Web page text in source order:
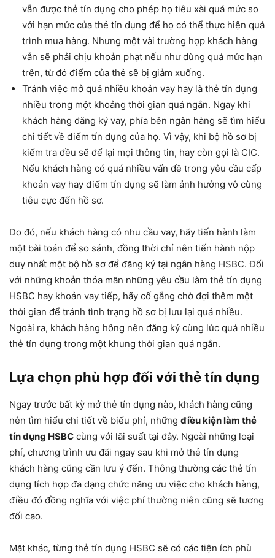
vẫn được thẻ tín dụng cho phép họ tiêu xài quá mức so
với hạn mức của thẻ tín dụng để họ có thể thực hiện quá
trình mua hàng. Nhưng một vài trường hợp khách hàng
vẫn sẽ phải chịu khoản phạt nếu như dùng quá mức hạn
trên, từ đó điểm của thẻ sẽ bị giảm xuống.
Tránh việc mở quá nhiều khoản vay hay là thẻ tín dụng
nhiều trong một khoảng thời gian quá ngắn. Ngay khi
khách hàng đăng ký vay, phía bên ngân hàng sẽ tìm hiểu
chi tiết về điểm tín dụng của họ. Vì vậy, khi bộ hồ sơ bị
kiểm tra đều sẽ để lại mọi thông tin, hay còn gọi là CIC.
Nếu khách hàng có quá nhiều vấn đề trong yêu cầu cấp
khoản vay hay điểm tín dụng sẽ làm ảnh hưởng vô cùng
tiêu cực đến hồ sơ.
Do đó, nếu khách hàng có nhu cầu vay, hãy tiến hành làm
một bài toán để so sánh, đồng thời chỉ nên tiến hành nộp
duy nhất một bộ hồ sơ để đăng ký tại ngân hàng HSBC. Đối
với những khoản thỏa mãn những yêu cầu làm thẻ tín dụng
HSBC hay khoản vay tiếp, hãy cố gắng chờ đợi thêm một
thời gian để tránh tình trạng hồ sơ bị lưu lại quá nhiều.
Ngoài ra, khách hàng hông nên đăng ký cùng lúc quá nhiều
thẻ tín dụng trong một khung thời gian quá ngắn.
Lựa chọn phù hợp đối với thẻ tín dụng
Ngay trước bất kỳ mở thẻ tín dụng nào, khách hàng cũng
nên tìm hiểu chi tiết về biểu phí, những điều kiện làm thẻ
tín dụng HSBC cùng với lãi suất tại đây. Ngoài những loại
phí, chương trình ưu đãi ngay sau khi mở thẻ tín dụng
khách hàng cũng cần lưu ý đến. Thông thường các thẻ tín
dụng tích hợp đa dạng chức năng ưu việc cho khách hàng,
điều đó đồng nghĩa với việc phí thường niên cũng sẽ tương
đối cao.
Mặt khác, từng thẻ tín dụng HSBC sẽ có các tiện ích phù